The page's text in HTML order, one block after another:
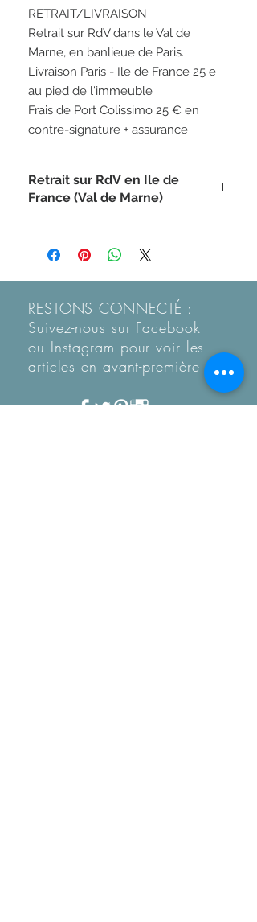
RETRAIT/LIVRAISON
Retrait sur RdV dans le Val de
Marne, en banlieue de Paris.
Livraison Paris - Ile de France 25 e
au pied de l'immeuble
Frais de Port Colissimo 25 € en
contre-signature + assurance
Retrait sur RdV en Ile de
France (Val de Marne)
RESTONS CONNECTÉ :
Suivez-nous sur Facebook
ou Instagram pour voir les
articles en avant-première